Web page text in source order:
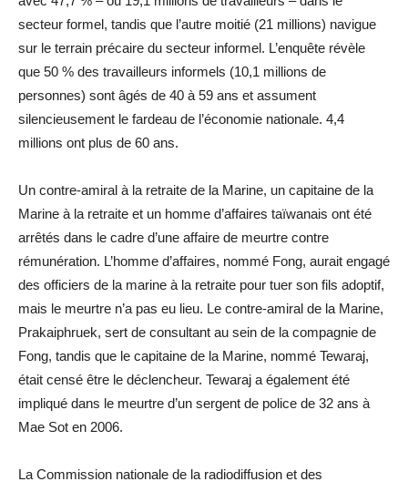
secteur formel, tandis que l’autre moitié (21 millions) navigue
sur le terrain précaire du secteur informel. L’enquête révèle
que 50 % des travailleurs informels (10,1 millions de
personnes) sont âgés de 40 à 59 ans et assument
silencieusement le fardeau de l’économie nationale. 4,4
millions ont plus de 60 ans.
Un contre-amiral à la retraite de la Marine, un capitaine de la
Marine à la retraite et un homme d’affaires taïwanais ont été
arrêtés dans le cadre d’une affaire de meurtre contre
rémunération. L’homme d’affaires, nommé Fong, aurait engagé
des officiers de la marine à la retraite pour tuer son fils adoptif,
mais le meurtre n’a pas eu lieu. Le contre-amiral de la Marine,
Prakaiphruek, sert de consultant au sein de la compagnie de
Fong, tandis que le capitaine de la Marine, nommé Tewaraj,
était censé être le déclencheur. Tewaraj a également été
impliqué dans le meurtre d’un sergent de police de 32 ans à
Mae Sot en 2006.
La Commission nationale de la radiodiffusion et des